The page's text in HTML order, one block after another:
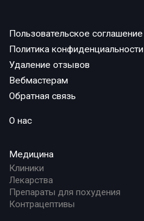
Пользовательское соглашение
Политика конфиденциальности
Удаление отзывов
Вебмастерам
Обратная связь
О нас
Медицина
Клиники
Лекарства
Препараты для похудения
Контрацептивы